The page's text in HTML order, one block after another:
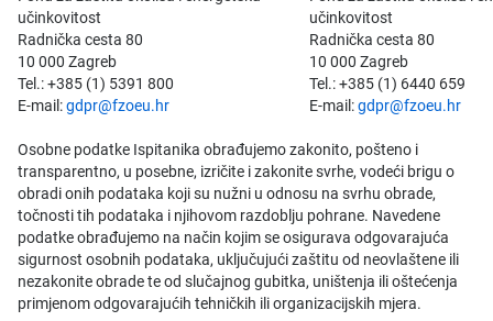
učinkovitost
Radnička cesta 80
10 000 Zagreb
Tel.: +385 (1) 5391 800
E-mail:gdpr@fzoeu.hr
učinkovitost
Radnička cesta 80
10 000 Zagreb
Tel.: +385 (1) 6440 659
E-mail:gdpr@fzoeu.hr
Osobne podatke Ispitanika obrađujemo zakonito, pošteno i
transparentno, u posebne, izričite i zakonite svrhe, vodeći brigu o
obradi onih podataka koji su nužni u odnosu na svrhu obrade,
točnosti tih podataka i njihovom razdoblju pohrane. Navedene
podatke obrađujemo na način kojim se osigurava odgovarajuća
sigurnost osobnih podataka, uključujući zaštitu od neovlaštene ili
nezakonite obrade te od slučajnog gubitka, uništenja ili oštećenja
primjenom odgovarajućih tehničkih ili organizacijskih mjera.